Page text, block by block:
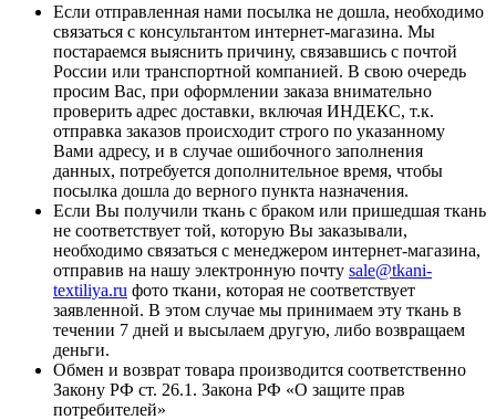
Если отправленная нами посылка не дошла, необходимо
связаться с консультантом интернет-магазина. Мы
постараемся выяснить причину, связавшись с почтой
России или транспортной компанией. В свою очередь
просим Вас, при оформлении заказа внимательно
проверить адрес доставки, включая ИНДЕКС, т.к.
отправка заказов происходит строго по указанному
Вами адресу, и в случае ошибочного заполнения
данных, потребуется дополнительное время, чтобы
посылка дошла до верного пункта назначения.
Если Вы получили ткань с браком или пришедшая ткань
не соответствует той, которую Вы заказывали,
необходимо связаться с менеджером интернет-магазина,
отправив на нашу электронную почту sale@tkani-
textiliya.ru фото ткани, которая не соответствует
заявленной. В этом случае мы принимаем эту ткань в
течении 7 дней и высылаем другую, либо возвращаем
деньги.
Обмен и возврат товара производится соответственно
Закону РФ ст. 26.1. Закона РФ «О защите прав
потребителей»